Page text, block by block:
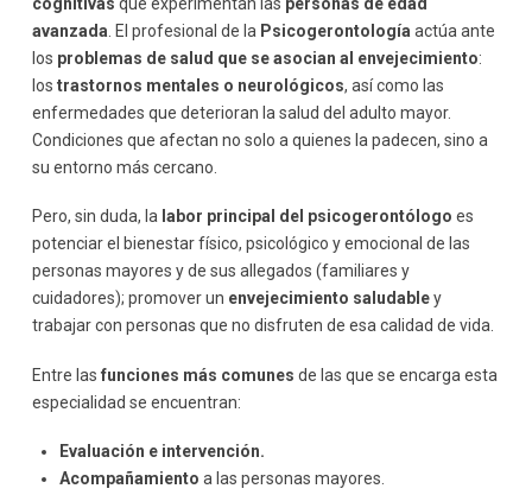
avanzada . El profesional de la Psicogerontología actúa ante
los problemas de salud que se asocian al envejecimiento:
los trastornos mentales o neurológicos, así como las
enfermedades que deterioran la salud del adulto mayor.
Condiciones que afectan no solo a quienes la padecen, sino a
su entorno más cercano.
Pero, sin duda, la labor principal del psicogerontólogo es
potenciar el bienestar físico, psicológico y emocional de las
personas mayores y de sus allegados (familiares y
cuidadores); promover un envejecimiento saludabley
trabajar con personas que no disfruten de esa calidad de vida.
Entre las funciones más comunes de las que se encarga esta
especialidad se encuentran:
Evaluación e intervención.
Acompañamiento a las personas mayores.